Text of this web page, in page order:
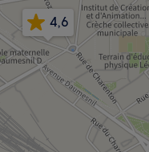
4,6